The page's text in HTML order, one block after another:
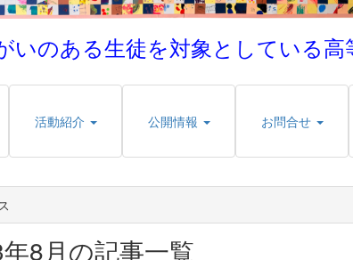
いのある生徒を対象としている高
活動紹介 公開情報 お問合せ
8月の記事一覧